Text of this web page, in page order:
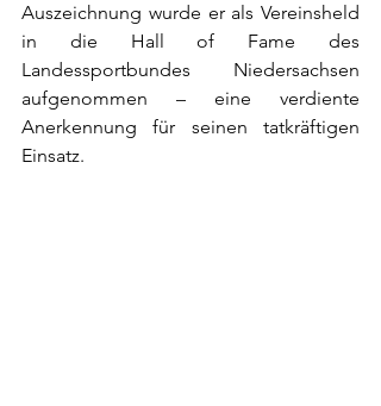
Auszeichnung wurde er als Vereinsheld
in die Hall of Fame des
Landessportbundes Niedersachsen
aufgenommen – eine verdiente
Anerkennung für seinen tatkräftigen
Einsatz.